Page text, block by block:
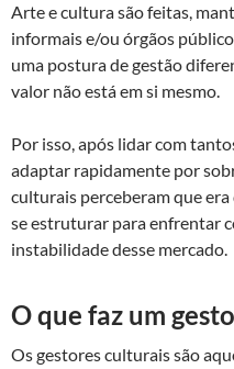
Arte e cultura são feitas,
informais e/ou órgãos
uma postura de gestão
valor não está em si mesmo.
Por isso, após lidar com
adaptar rapidamente por
culturais perceberam que era
se estruturar para enfrentar
instabilidade desse mercado.
O que faz um
Os gestores culturais são